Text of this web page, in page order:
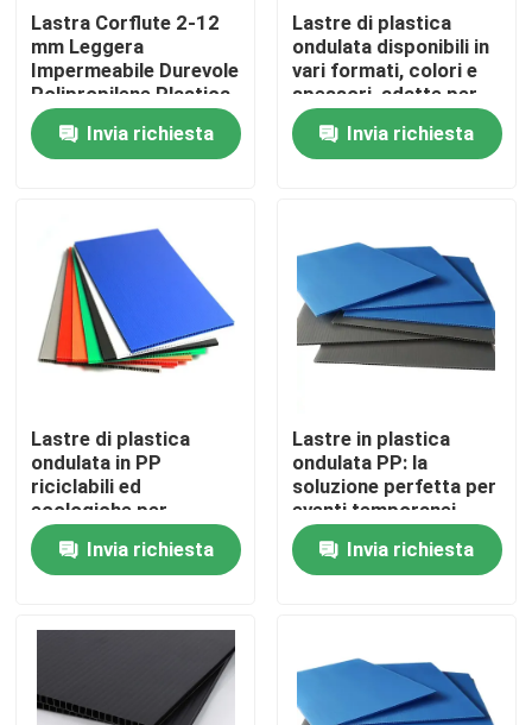
Casa.
Prodotti
Video
Su di noi
Visita alla fabbrica
Contattaci
Notizie
Foglio di plastica ondulato
Lastra Corflute 2-12
mm Leggera
Impermeabile Durevole
Polipropilene Plastica
Ondulata per
Segnaletica
Imballaggio
Colore Stampa
Personalizzabili
Disponibili
Invia richiesta
Lastre di plastica
ondulata disponibili in
vari formati, colori e
spessori, adatte per
applicazioni e progetti
personalizzati.
Invia richiesta
Lastre di plastica
ondulata in PP
riciclabili ed
ecologiche per
soluzioni di
imballaggio sostenibili
Invia richiesta
Lastre in plastica
ondulata PP: la
soluzione perfetta per
eventi temporanei
all'aperto e cantieri
Invia richiesta